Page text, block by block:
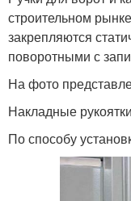
строительном
закрепляются
поворотными с
На фото
Накладные
По способу